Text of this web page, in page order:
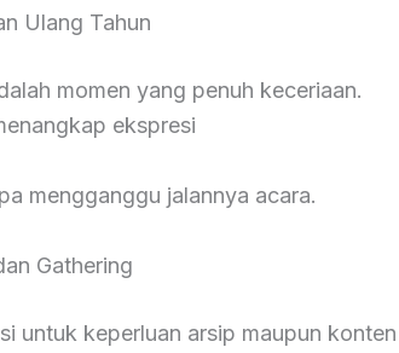
Ulang Tahun
momen yang penuh keceriaan.
ekspresi
mengganggu jalannya acara.
Gathering
untuk keperluan arsip maupun konten